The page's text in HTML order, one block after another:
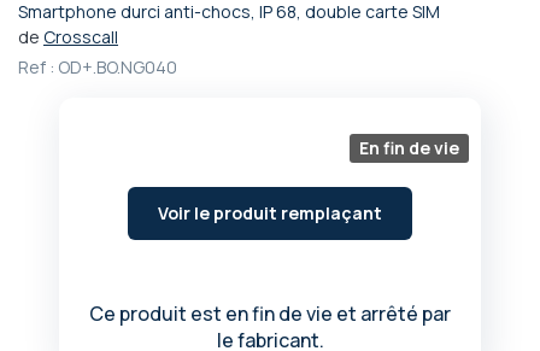
Smartphone durci anti-chocs, IP 68, double carte SIM
de Crosscall
Ref : OD+.BO.NG040
En fin de vie
Voir le produit remplaçant
Ce produit est en fin de vie et arrêté par
le fabricant.
Passer
au
début